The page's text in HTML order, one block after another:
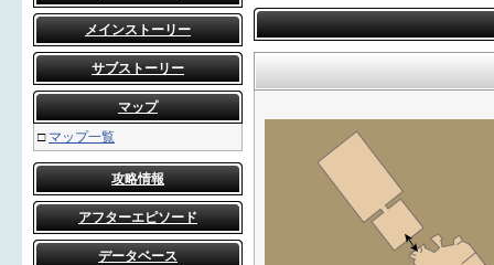
メインストーリー
サブストーリー
マップ
□ マップ一覧
攻略情報
アフターエピソード
データベース